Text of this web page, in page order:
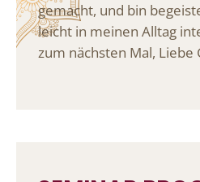
gemacht, und bin
leicht in meinen Alltag
zum nächsten Mal, Liebe